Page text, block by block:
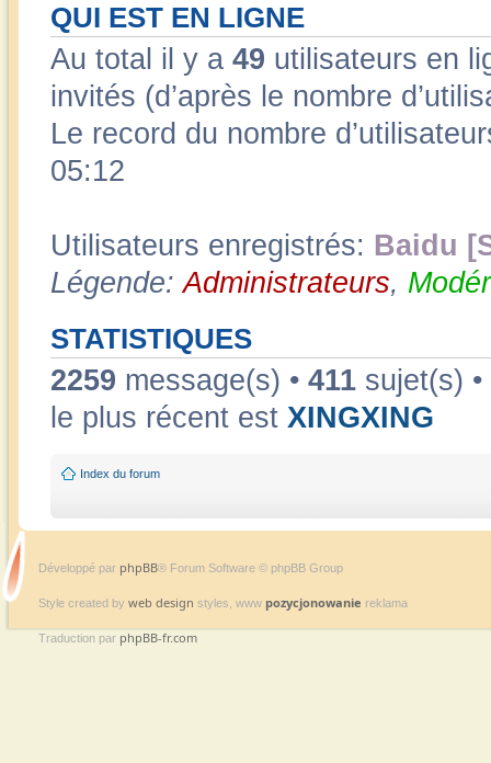
QUI EST EN LIGNE
Au total il y a 49 utilisateurs en
invités (d’après le nombre
Le record du nombre
05:12
Utilisateurs enregistrés: Baidu
Légende:Administrateurs,
STATISTIQUES
2259 message(s) • 411 sujet(s) •
le plus récent est XINGXING
Index du forum
Développé par phpBB® Forum Software © phpBB Group
Style created by web design styles, www pozycjonowanie reklama
Traduction par phpBB-fr.com